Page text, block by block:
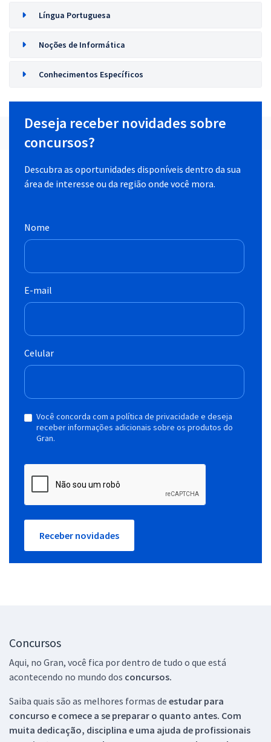
Língua Portuguesa
Noções de Informática
Conhecimentos Específicos
Deseja receber novidades sobre
concursos?
Descubra as oportunidades disponíveis dentro da sua
área de interesse ou da região onde você mora.
Nome
E-mail
Celular
Você concorda com a política de privacidade e deseja
receber informações adicionais sobre os produtos do
Gran.
Receber novidades
Concursos
Aqui, no Gran, você fica por dentro de tudo o que está
acontecendo no mundo dos concursos.
Saiba quais são as melhores formas de estudar para
concurso e comece a se preparar o quanto antes. Com
muita dedicação, disciplina e uma ajuda de profissionais